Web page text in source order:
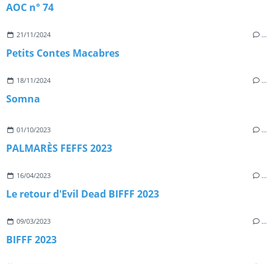
AOC n° 74
21/11/2024 …
Petits Contes Macabres
18/11/2024 …
Somna
01/10/2023 …
PALMARÈS FEFFS 2023
16/04/2023 …
Le retour d'Evil Dead BIFFF 2023
09/03/2023 …
BIFFF 2023